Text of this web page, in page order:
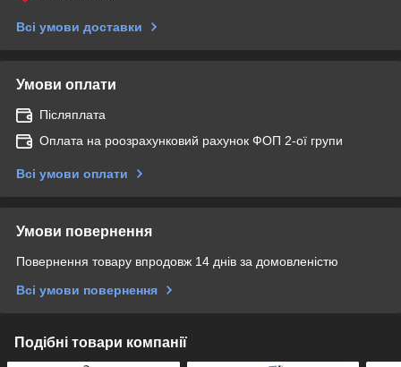
Всі умови доставки
Умови оплати
Післяплата
Оплата на роозрахунковий рахунок ФОП 2-ої групи
Всі умови оплати
Умови повернення
Повернення товару впродовж 14 днів за домовленістю
Всі умови повернення
Подібні товари компанії